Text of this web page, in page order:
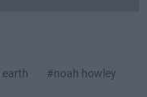
earth #noah howley